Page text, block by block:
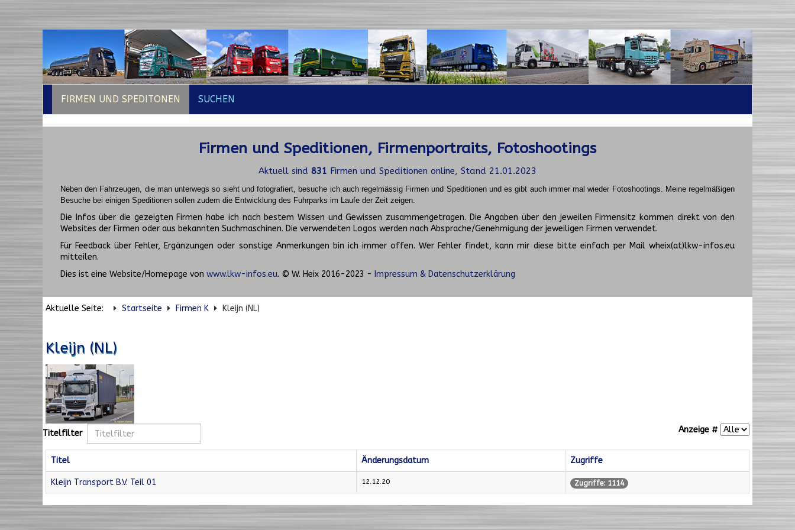
FIRMEN UND SPEDITONEN SUCHEN
Firmen und Speditionen, Firmenportraits, Fotoshootings
Aktuell sind 831 Firmen und Speditionen online, Stand 21.01.2023
Neben den Fahrzeugen, die man unterwegs so sieht und fotografiert, besuche ich auch regelmässig Firmen und Speditionen und es gibt auch immer mal wieder Fotoshootings. Meine regelmäßigen
Besuche bei einigen Speditionen sollen zudem die Entwicklung des Fuhrparks im Laufe der Zeit zeigen.
Die Infos über die gezeigten Firmen habe ich nach bestem Wissen und Gewissen zusammengetragen. Die Angaben über den jeweilen Firmensitz kommen direkt von den
Websites der Firmen oder aus bekannten Suchmaschinen. Die verwendeten Logos werden nach Absprache/Genehmigung der jeweiligen Firmen verwendet.
Für Feedback über Fehler, Ergänzungen oder sonstige Anmerkungen bin ich immer offen. Wer Fehler findet, kann mir diese bitte einfach per Mail wheix(at)lkw-infos.eu
mitteilen.
Dies ist eine Website/Homepage von www.lkw-infos.eu. © W. Heix 2016-2023 - Impressum & Datenschutzerklärung
Aktuelle Seite: Startseite Firmen K Kleijn (NL)
Kleijn (NL)
Titelfilter Anzeige #
Titel Änderungsdatum Zugriffe
Kleijn Transport B.V. Teil 01 12.12.20 Zugriffe: 1114